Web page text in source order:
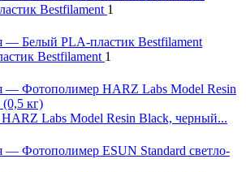
Bestfilament 1
Bestfilament 1
Labs Model Resin Black, черный...